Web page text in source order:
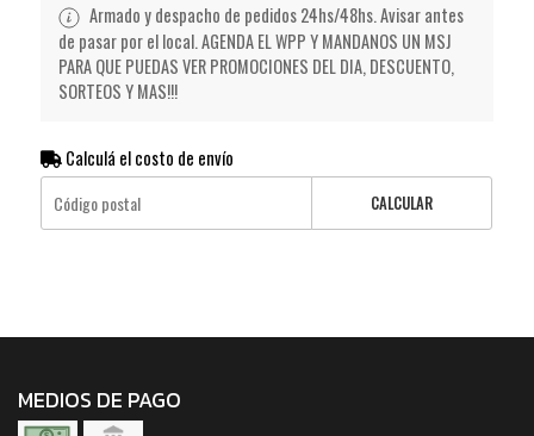
Armado y despacho de pedidos 24hs/48hs. Avisar antes
de pasar por el local. AGENDA EL WPP Y MANDANOS UN MSJ
PARA QUE PUEDAS VER PROMOCIONES DEL DIA, DESCUENTO,
SORTEOS Y MAS!!!
Calculá el costo de envío
CALCULAR
MEDIOS DE PAGO